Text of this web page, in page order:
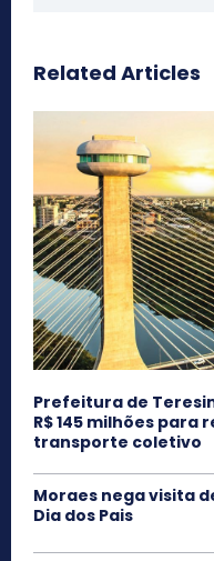
Related Articles
Prefeitura de
R$ 145 milhões
transporte coletivo
Moraes nega visita
Dia dos Pais